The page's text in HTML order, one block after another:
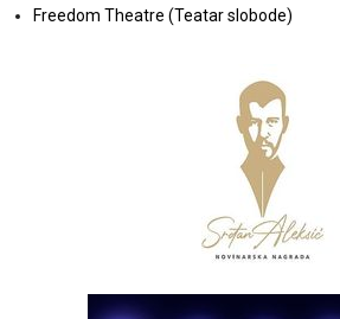
Freedom Theatre (Teatar slobode)